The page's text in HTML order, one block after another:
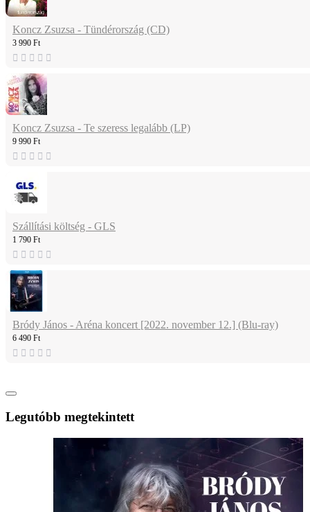
Koncz Zsuzsa - Tündérország (CD)
3 990 Ft
Koncz Zsuzsa - Te szeress legalább (LP)
9 990 Ft
Szállítási költség - GLS
1 790 Ft
Bródy János - Aréna koncert [2022. november 12.] (Blu-ray)
6 490 Ft
Legutóbb megtekintett